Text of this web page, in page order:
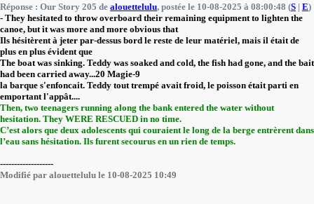
Réponse : Our Story 205 de alouettelulu, postée le 10-08-2025 à 08:00:48 (S | E)
- They hesitated to throw overboard their remaining equipment to lighten the
canoe, but it was more and more obvious that
Ils hésitèrent à jeter par-dessus bord le reste de leur matériel, mais il était de
plus en plus évident que
The boat was sinking. Teddy was soaked and cold, the fish had gone, and the bait
had been carried away...20 Magie-9
la barque s'enfoncait. Teddy tout trempé avait froid, le poisson était parti en
emportant l'appât....
Then, two teenagers running along the bank entered the water without
hesitation. They WERE RESCUED in no time.
C’est alors que deux adolescents qui couraient le long de la berge entrèrent dans
l’eau sans hésitation. Ils furent secourus en un rien de temps.
-------------------
Modifié par alouettelulu le 10-08-2025 10:49